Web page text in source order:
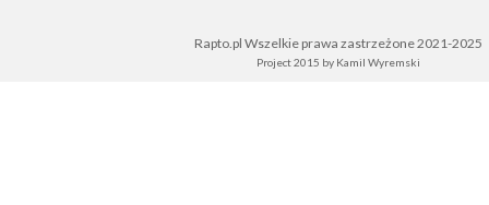
Rapto.pl Wszelkie prawa zastrzeżone 2021-2025
Project 2015 by Kamil Wyremski